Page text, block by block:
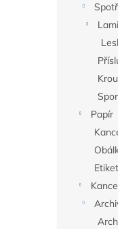
Papír